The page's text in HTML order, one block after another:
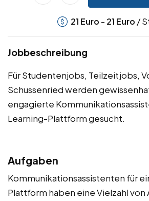
21 Euro - 21 Euro /
Jobbeschreibung
Für Studentenjobs, Teilzeitjobs,
Schussenried werden
engagierte
Learning-Plattform gesucht.
Aufgaben
Kommunikationsassistenten für
Plattform haben eine Vielzahl von